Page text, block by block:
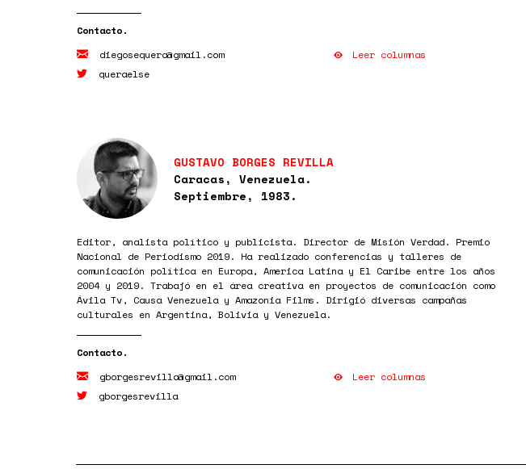
diegosequera@gmail.com
queraelse
Leer columnas
GUSTAVO BORGES REVILLA
Caracas, Venezuela.
Septiembre, 1983.
Editor, analista político y publicista. Director de Misión Verdad. Premio
Nacional de Periodismo 2019. Ha realizado conferencias y talleres de
comunicación política en Europa, America Latina y El Caribe entre los años
2004 y 2019. Trabajó en el área creativa en proyectos de comunicación como
Ávila Tv, Causa Venezuela y Amazonia Films. Dirigió diversas campañas
culturales en Argentina, Bolivia y Venezuela.
gborgesrevilla@gmail.com
gborgesrevilla
Leer columnas